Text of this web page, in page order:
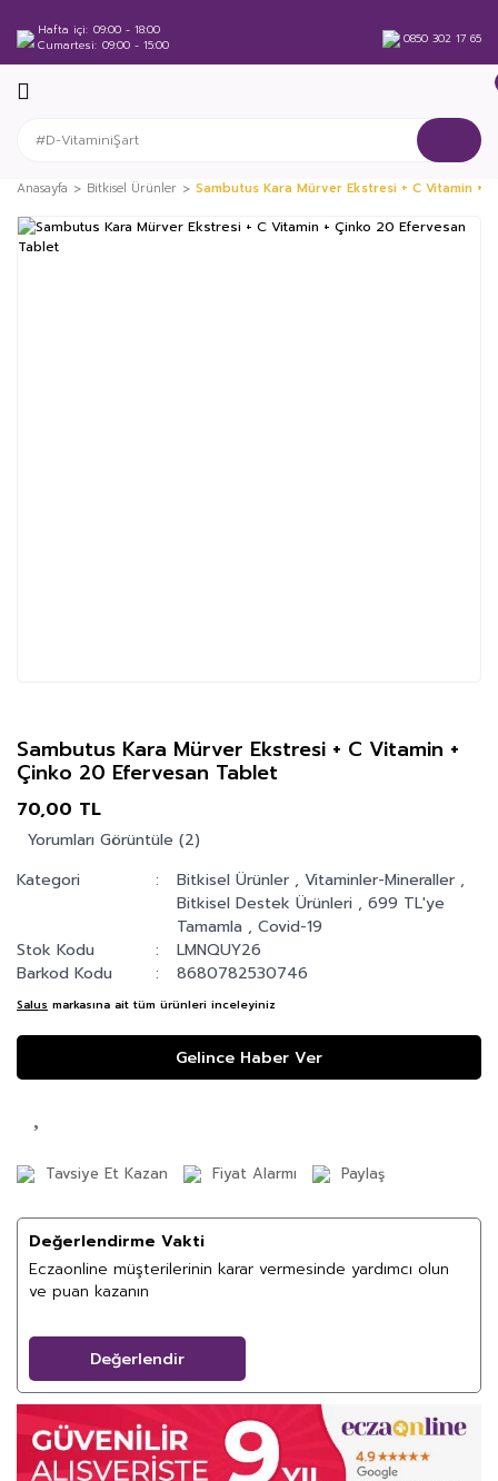
Hafta içi 09:00 - 18:00
Cumartesi 09:00 - 15:00 0850 302 17 65
Anasayfa Bitkisel Ürünler Sambutus Kara Mürver Ekstresi + C Vitamin +
Sambutus Kara Mürver Ekstresi + C Vitamin +
Çinko 20 Efervesan Tablet
70,00 TL
Yorumları Görüntüle (2)
Kategori
Bitkisel Ürünler ,Vitaminler-Mineraller ,
Bitkisel Destek Ürünleri ,699 TL'ye
Tamamla ,Covid-19
Stok Kodu
LMNQUY26
Barkod Kodu
8680782530746
Salus markasına ait tüm ürünleri inceleyiniz
Gelince Haber Ver
Tavsiye Et Kazan Fiyat Alarmı Paylaş
Değerlendirme Vakti
Eczaonline müşterilerinin karar vermesinde yardımcı olun
ve puan kazanın
Değerlendir